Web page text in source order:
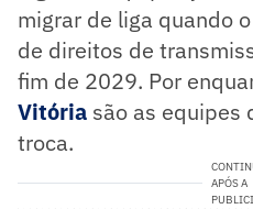
migrar de liga quando
de direitos de
fim de 2029. Por
Vitória são as equipes
troca.
APÓS A